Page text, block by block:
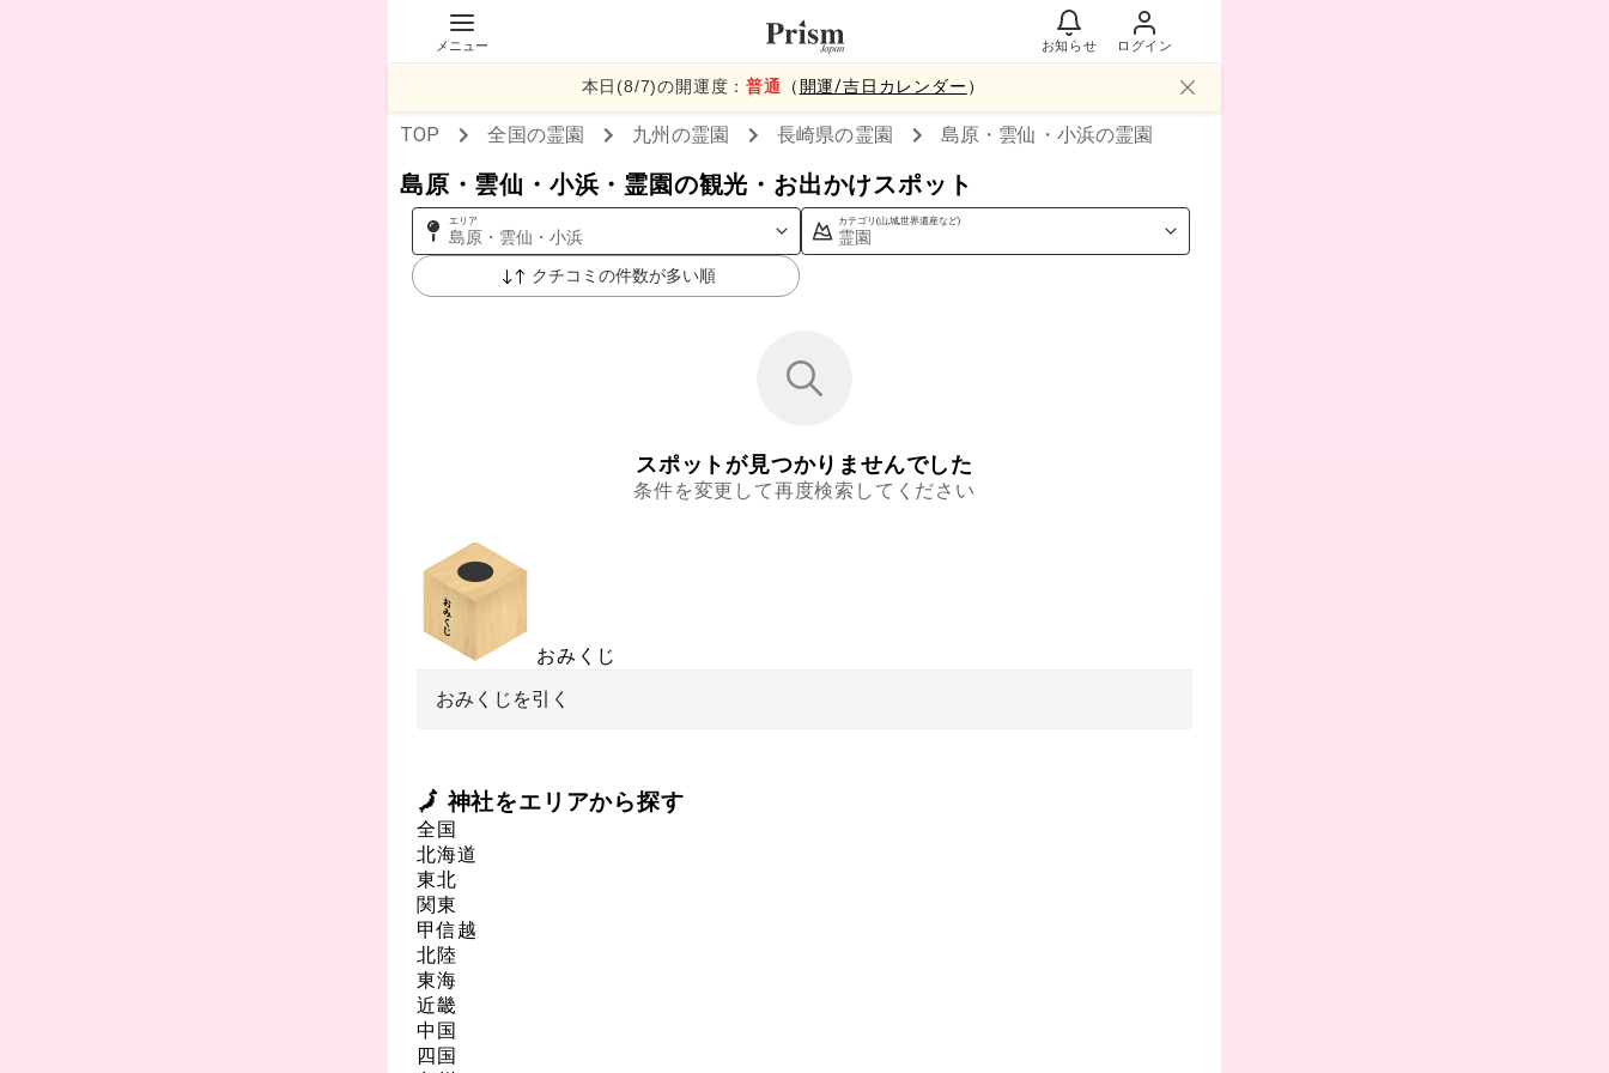
メニュー お知らせ ログイン
本日(8/7)の開運度：普通 （ 開運/吉日カレンダー ）
TOP 全国の霊園 九州 の霊園 長崎県の霊園 島原・雲仙・小浜の霊園
島原・雲仙・小浜・霊園の観光・お出かけスポット
エリア
島原・雲仙・小浜
カテゴリ(山,城,世界遺産など)
霊園
クチコミの件数が多い順
スポットが見つかりませんでした
条件を変更して再度検索してください
おみくじ
おみくじを引く
🗾 神社をエリアから探す
全国
北海道
東北
関東
甲信越
北陸
東海
近畿
中国
四国